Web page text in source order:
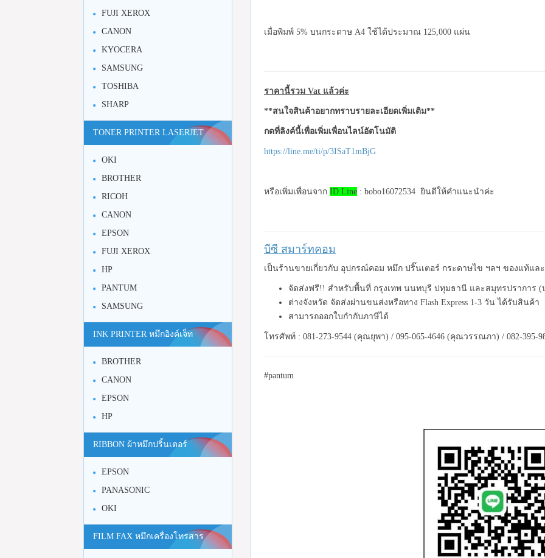
เมื่อพิมพ์ 5% บนกระดาษ A4 ใช้ได้ประมาณ 125,000 แผ่น
ราคานี้รวม Vat แล้วค่ะ
**สนใจสินค้าอยากทราบรายละเอียดเพิ่มเติม**
กดที่ลิงค์นี้เพื่อเพิ่มเพื่อนไลน์อัตโนมัติ
https://line.me/ti/p/3ISaT1mBjG
หรือเพิ่มเพื่อนจาก ID Line : bobo16072534 ยินดีให้คำแนะนำค่ะ
บีซี สมาร์ทคอม
เป็นร้านขายเกี่ยวกับ อุปกรณ์คอม หมึก ปริ๊นเตอร์ กระดาษไข ฯลฯ ของแท้แล
จัดส่งฟรี!! สำหรับพื้นที่ กรุงเทพ นนทบุรี ปทุมธานี และสมุทรปราการ (
ต่างจังหวัด จัดส่งผ่านขนส่งหรือทาง Flash Express 1-3 วัน ได้รับสินค้า
สามารถออกใบกำกับภาษีได้
โทรศัพท์ : 081-273-9544 (คุณยุพา) / 095-065-4646 (คุณวรรณภา) / 082-395-
#pantum
FUJI XEROX
CANON
KYOCERA
SAMSUNG
TOSHIBA
SHARP
TONER PRINTER LASERJET
OKI
BROTHER
RICOH
CANON
EPSON
FUJI XEROX
HP
PANTUM
SAMSUNG
INK PRINTER หมึกอิงค์เจ็ท
BROTHER
CANON
EPSON
HP
RIBBON ผ้าหมึกปริ้นเตอร์
EPSON
PANASONIC
OKI
FILM FAX หมึกเครื่องโทรสาร